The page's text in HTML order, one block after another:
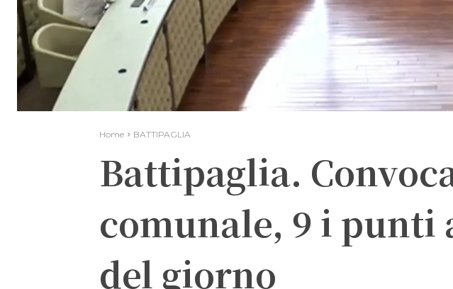
Home BATTIPAGLIA
Battipaglia.
comunale, 9 i
del giorno